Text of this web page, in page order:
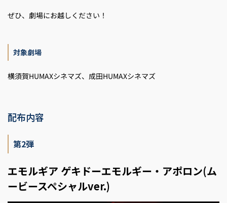
ぜひ、劇場にお越しください！
対象劇場
横須賀HUMAXシネマズ、成田HUMAXシネマズ
配布内容
第2弾
エモルギア ゲキドーエモルギー・アポロン(ム
ービースペシャルver.)